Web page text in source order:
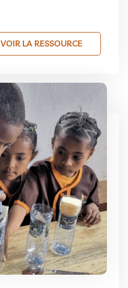
VOIR LA RESSOURCE